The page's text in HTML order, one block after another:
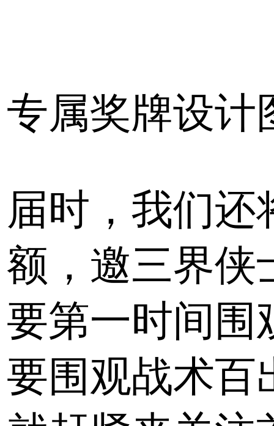
专属奖牌设计
届时，我们还
额，邀三界侠
要第一时间围
要围观战术百